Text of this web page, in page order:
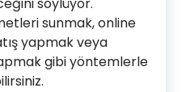
sunmak, online
yapmak veya
gibi yöntemlerle